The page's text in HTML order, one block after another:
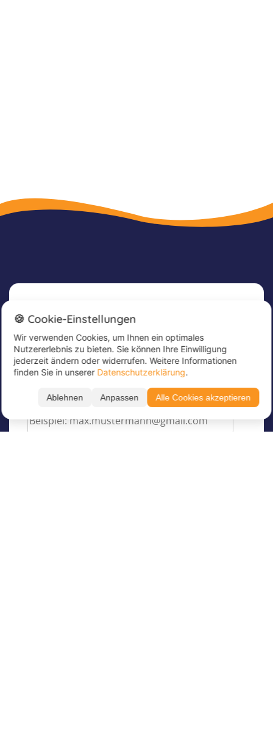
Newsletter
Melde dich jetzt für unseren Newsletter an, um
tolle Angebote zu erhalten und immer up to
date zu sein!
Trage hier deine E-Mail Adresse ein*
🍪 Cookie-Einstellungen
Wir verwenden Cookies, um Ihnen ein optimales
Nutzererlebnis zu bieten. Sie können Ihre Einwilligung
jederzeit ändern oder widerrufen. Weitere Informationen
finden Sie in unserer Datenschutzerklärung.
Ablehnen Anpassen Alle Cookies akzeptieren